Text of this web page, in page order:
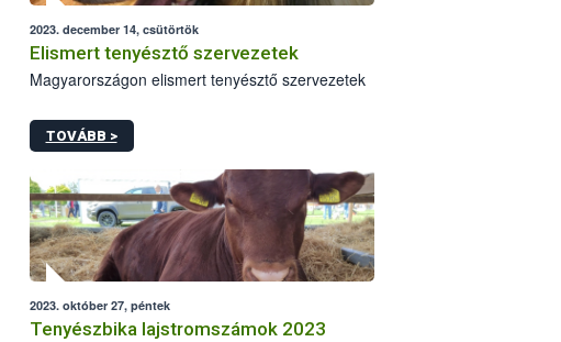
2023. december 14, csütörtök
Elismert tenyésztő szervezetek
Magyarországon elismert tenyésztő szervezetek
TOVÁBB >
2023. október 27, péntek
Tenyészbika lajstromszámok 2023